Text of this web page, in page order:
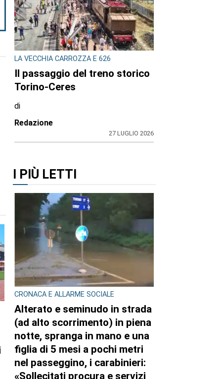
LA VECCHIA CARROZZA E 626
Il passaggio del treno storico
Torino-Ceres
di
Redazione
27 LUGLIO 2026
I PIÙ LETTI
CRONACA E ALLARME SOCIALE
Alterato e seminudo in strada
(ad alto scorrimento) in piena
notte, spranga in mano e una
figlia di 5 mesi a pochi metri
nel passeggino, i carabinieri:
«Sollecitati procura e servizi